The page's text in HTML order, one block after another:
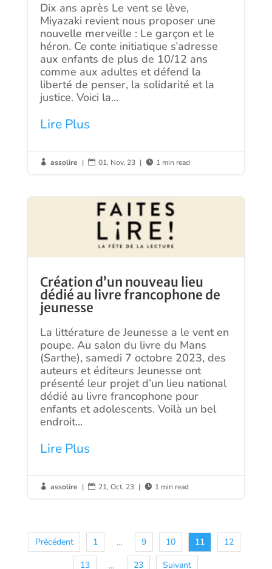
Dix ans après Le vent se lève,
Miyazaki revient nous proposer une
nouvelle merveille : Le garçon et le
héron. Ce conte initiatique s’adresse
aux enfants de plus de 10/12 ans
comme aux adultes et défend la
liberté de penser, la solidarité et la
justice. Voici la...
Lire Plus
 assolire |  01, Nov, 23 |  1 min read
Création d’un nouveau lieu
dédié au livre francophone de
jeunesse
La littérature de Jeunesse a le vent en
poupe. Au salon du livre du Mans
(Sarthe), samedi 7 octobre 2023, des
auteurs et éditeurs Jeunesse ont
présenté leur projet d’un lieu national
dédié au livre francophone pour
enfants et adolescents. Voilà un bel
endroit...
Lire Plus
 assolire |  21, Oct, 23 |  1 min read
Précédent 1 … 9 10 11
12
13
… 23 Suivant